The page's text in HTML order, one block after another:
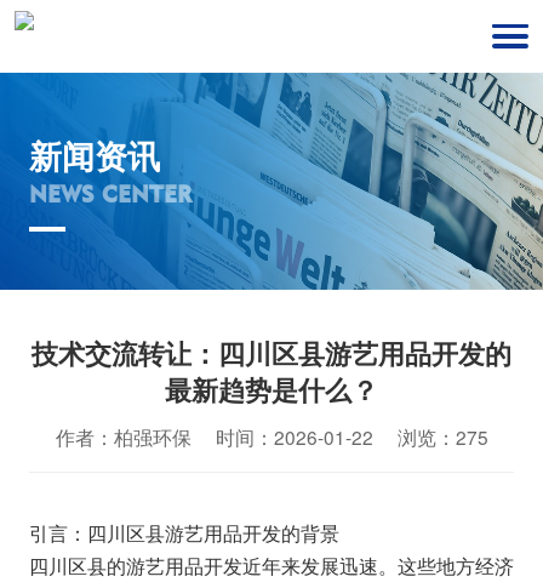
新闻资讯
NEWS CENTER
技术交流转让：四川区县游艺用品开发的
最新趋势是什么？
作者：柏强环保 时间：2026-01-22 浏览：275
引言：四川区县游艺用品开发的背景
四川区县的游艺用品开发近年来发展迅速。这些地方经济